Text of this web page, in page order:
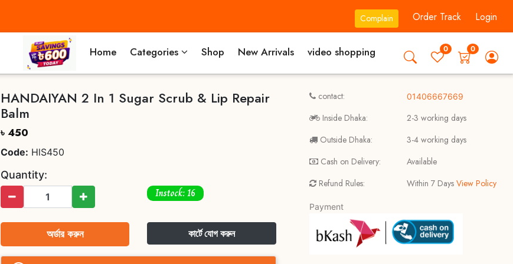
Complain Order Track Login
Home Categories Shop New Arrivals video shopping 0 0
HANDAIYAN 2 In 1 Sugar Scrub & Lip Repair
Balm
৳ 450
Code: HlS450
Quantity:
Instock: 16
অর্ডার করুন কার্টে যোগ করুন
contact:
Inside Dhaka:
Outside Dhaka:
Cash on Delivery:
Refund Rules:
01406667669
2-3 working days
3-4 working days
Available
Within 7 DaysView Policy
Payment